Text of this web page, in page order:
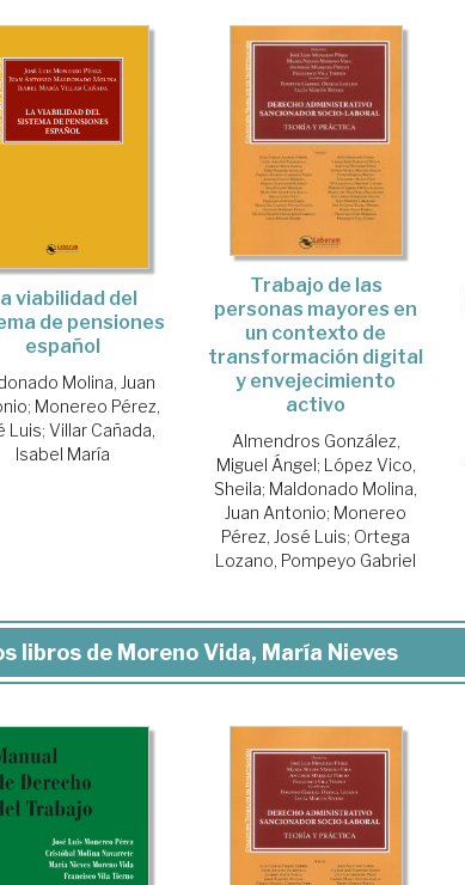
viabilidad del
de pensiones
español
Molina, Juan
; Monereo Pérez,
Luis;Villar Cañada,
Isabel María
Trabajo de las
personas mayores en
un contexto de
transformación digital
y envejecimiento
activo
Almendros González,
Miguel Ángel; López Vico,
Sheila; Maldonado Molina,
Juan Antonio; Monereo
Pérez, José Luis; Ortega
Lozano, Pompeyo Gabriel
libros de Moreno Vida, María Nieves